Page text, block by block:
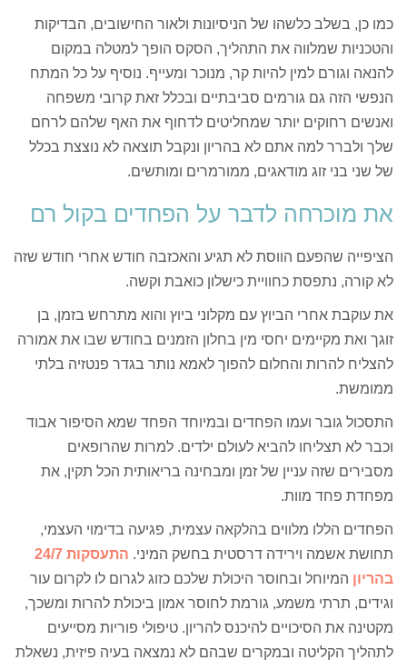
כמו כן, בשלב כלשהו של הניסיונות ולאור החישובים, הבדיקות
והטכניות שמלווה את התהליך, הסקס הופך למטלה במקום
להנאה וגורם למין להיות קר, מנוכר ומעייף. נוסיף על כל המתח
הנפשי הזה גם גורמים סביבתיים ובכלל זאת קרובי משפחה
ואנשים רחוקים יותר שמחליטים לדחוף את האף שלהם לרחם
שלך ולברר למה אתם לא בהריון ונקבל תוצאה לא נוצצת בכלל
של שני בני זוג מודאגים, ממורמרים ומותשים.
את מוכרחה לדבר על הפחדים בקול רם
הציפייה שהפעם הווסת לא תגיע והאכזבה חודש אחרי חודש שזה
לא קורה, נתפסת כחוויית כישלון כואבת וקשה.
את עוקבת אחרי הביוץ עם מקלוני ביוץ והוא מתרחש בזמן, בן
זוגך ואת מקיימים יחסי מין בחלון הזמנים בחודש שבו את אמורה
להצליח להרות והחלום להפוך לאמא נותר בגדר פנטזיה בלתי
ממומשת.
התסכול גובר ועמו הפחדים ובמיוחד הפחד שמא הסיפור אבוד
וכבר לא תצליחו להביא לעולם ילדים. למרות שהרופאים
מסבירים שזה עניין של זמן ומבחינה בריאותית הכל תקין, את
מפחדת פחד מוות.
הפחדים הללו מלווים בהלקאה עצמית, פגיעה בדימוי העצמי,
תחושת אשמה וירידה דרסטית בחשק המיני.
התעסקות 24/7
בהריון המיוחל ובחוסר היכולת שלכם כזוג לגרום לו לקרום עור
וגידים, תרתי משמע, גורמת לחוסר אמון ביכולת להרות ומשכך,
מקטינה את הסיכויים להיכנס להריון. טיפולי פוריות מסייעים
לתהליך הקליטה ובמקרים שבהם לא נמצאה בעיה פיזית, נשאלת